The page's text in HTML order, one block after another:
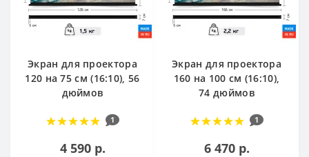
Экран для проектора
120 на 75 см (16:10), 56
дюймов
1
4 590 р.
Экран для проектора
160 на 100 см (16:10),
74 дюймов
1
6 470 р.